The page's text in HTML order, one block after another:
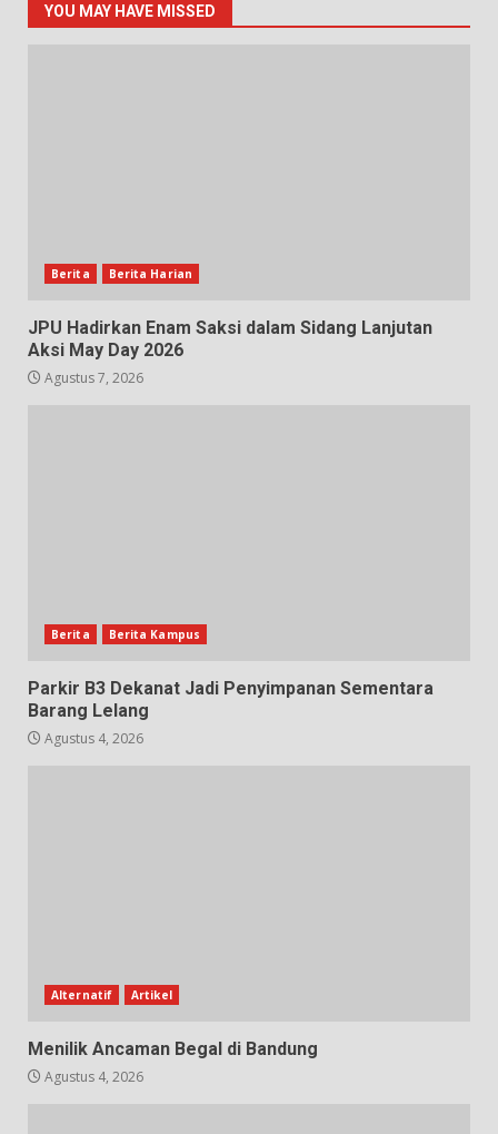
YOU MAY HAVE MISSED
Berita Berita Harian
JPU Hadirkan Enam Saksi dalam Sidang Lanjutan
Aksi May Day 2026
Agustus 7, 2026
Berita Berita Kampus
Parkir B3 Dekanat Jadi Penyimpanan Sementara
Barang Lelang
Agustus 4, 2026
Alternatif Artikel
Menilik Ancaman Begal di Bandung
Agustus 4, 2026